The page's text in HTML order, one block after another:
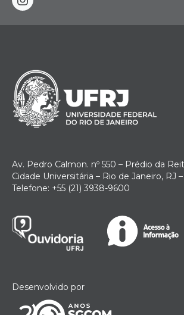
instagram
Av. Pedro Calmon. nº 550 – Prédio da
Cidade Universitária – Rio de Janeiro, RJ –
Telefone: +55 (21) 3938-9600
Desenvolvido por